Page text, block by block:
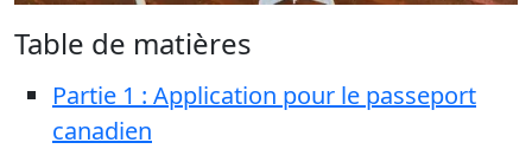
Table de matières
Partie 1 : Application pour le passeport
canadien